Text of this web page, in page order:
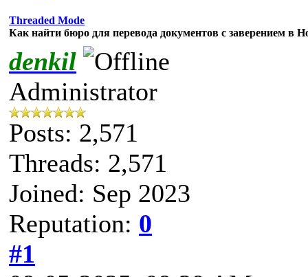
Threaded Mode
Как найти бюро для перевода документов с заверением в
denkil
Administrator
Posts: 2,571
Threads: 2,571
Joined: Sep 2023
Reputation: 0
#1